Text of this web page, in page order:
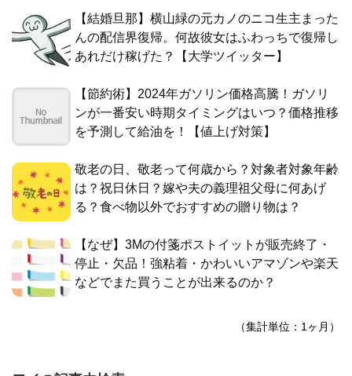
【結婚旦那】横山緑の元カノのニコ生主まった
んの配信界復帰。何故彼女はふわっちで復帰し
あれだけ稼げた？【大学ツイッター】
【節約術】2024年ガソリン価格高騰！ガソリ
ンが一番安い時期タイミングはいつ？価格推移
を予測して給油を！【値上げ対策】
敬老の日、敬老って何歳から？対象者対象年齢
は？祝日休日？嫁や夫の義理祖父母に何あげ
る？食べ物以外でおすすめの贈り物は？
【なぜ】3Mの付箋ポストイットが販売終了・
停止・欠品！強粘着・かわいいアマゾンや楽天
などでまた買うことが出来るのか？
（集計単位：1ヶ月）